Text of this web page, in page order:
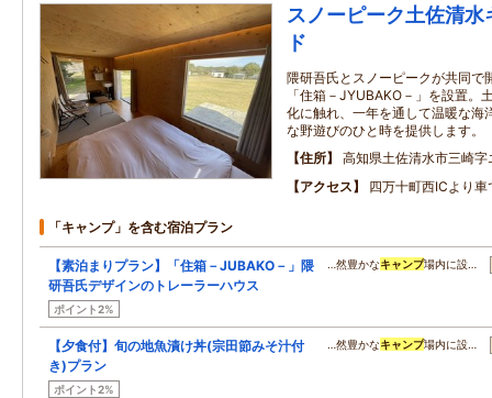
スノーピーク土佐清
ド
隈研吾氏とスノーピークが共同で
「住箱－JYUBAKO－」を設置。
化に触れ、一年を通して温暖な海
な野遊びのひと時を提供します。
住所
高知県土佐清水市三崎
アクセス
四万十町西ICより
「キャンプ」を含む宿泊プラン
【素泊まりプラン】「住箱－JUBAKO－」隈
研吾氏デザインのトレーラーハウス
ポイント2%
…然豊かなキャンプ場内に設…
【夕食付】旬の地魚漬け丼(宗田節みそ汁付
き)プラン
ポイント2%
…然豊かなキャンプ場内に設…